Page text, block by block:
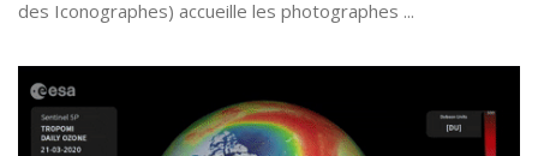
des Iconographes) accueille les photographes ...